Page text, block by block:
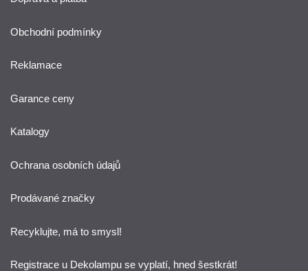
Obchodní podmínky
Reklamace
Garance ceny
Katalogy
Ochrana osobních údajů
Prodávané značky
Recyklujte, má to smysl!
Registrace u Dekolampu se vyplatí, hned šestkrát!